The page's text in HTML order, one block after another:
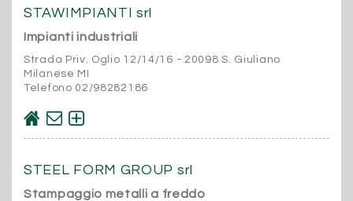
STAWIMPIANTI srl
Impianti industriali
Strada Priv. Oglio 12/14/16 - 20098 S. Giuliano
Milanese MI
Telefono 02/98282186
STEEL FORM GROUP srl
Stampaggio metalli a freddo